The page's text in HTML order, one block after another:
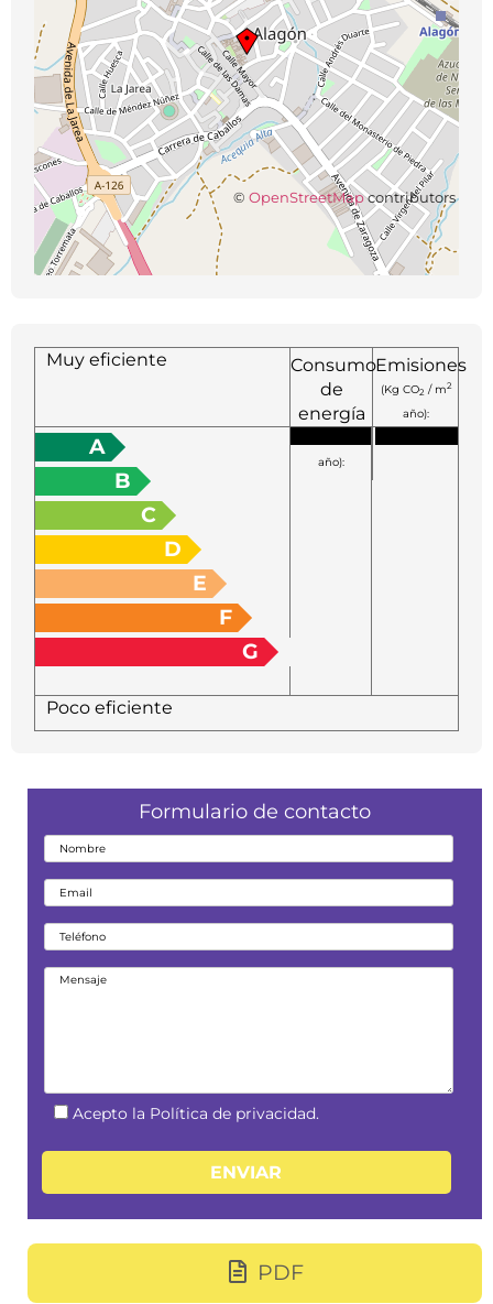
© OpenStreetMapcontributors
Muy eficiente
Consumo
de
energía
año):
Emisiones
(Kg CO2 / m2
año):
A
B
C
D
E
F
G
Poco eficiente
Formulario de contacto
Acepto la Política de privacidad.
PDF